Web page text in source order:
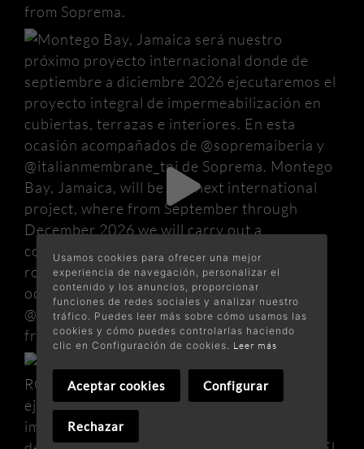
Usamos cookies para ofrecer una mejor
experiencia de navegación, personalizar el
contenido y los anuncios, proporcionar
funciones de redes sociales y analizar nuestro
tráfico. Puedes leer más sobre cómo usamos las
cookies y cómo puedes controlarlas haciendo
clic en Configuración de cookies. Leer más
Aceptar cookies Configurar
Rechazar